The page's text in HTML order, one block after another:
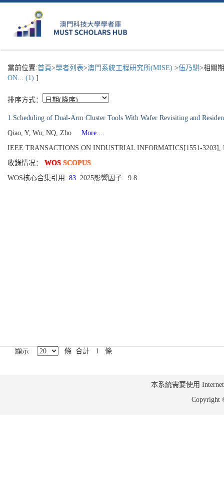
當前位置:首頁>學者列表>澳門系統工程研究所(MISE) >伍乃騏>相關
ON... (1) ]
排序方式：
1.Scheduling of Dual-Arm Cluster Tools With Wafer Revisiting and
Qiao, Y, Wu, NQ, Zho
More...
IEEE TRANSACTIONS ON INDUSTRIAL INFORMATICS[1551-3203],
收錄情况： WOS SCOPUS
WOS核心合集引用: 83 2025影響因子: 9.8
顯示 條 合計 1 條
本系統需要使用
Copyright